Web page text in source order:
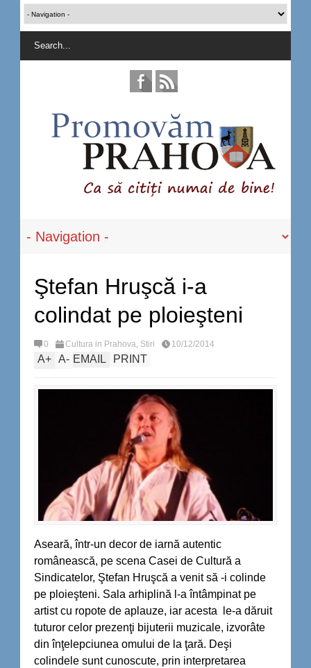
Ştefan Hruşcă i-a
colindat pe ploieşteni
0 Cultura in Prahova, Stiri 10/12/2014
A+ A- EMAIL PRINT
Aseară, într-un decor de iarnă autentic
românească, pe scena Casei de Cultură a
Sindicatelor, Ştefan Hruşcă a venit să -i colinde
pe ploieşteni. Sala arhiplină l-a întâmpinat pe
artist cu ropote de aplauze, iar acesta le-a dăruit
tuturor celor prezenţi bijuterii muzicale, izvorâte
din înţelepciunea omului de la ţară. Deşi
colindele sunt cunoscute, prin interpretarea